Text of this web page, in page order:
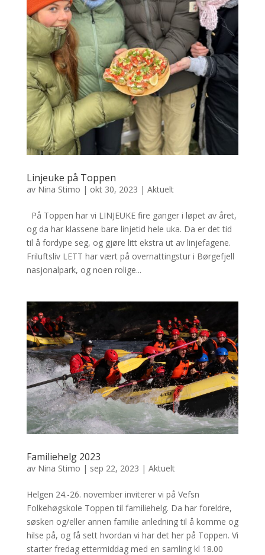
Linjeuke på Toppen
av Nina Stimo | okt 30, 2023 | Aktuelt
På Toppen har vi LINJEUKE fire ganger i løpet av året,
og da har klassene bare linjetid hele uka. Da er det tid
til å fordype seg, og gjøre litt ekstra ut av linjefagene.
Friluftsliv LETT har vært på overnattingstur i Børgefjell
nasjonalpark, og noen rolige...
Familiehelg 2023
av Nina Stimo | sep 22, 2023 | Aktuelt
Helgen 24.-26. november inviterer vi på Vefsn
Folkehøgskole Toppen til familiehelg. Da har foreldre,
søsken og/eller annen familie anledning til å komme og
hilse på, og få sett hvordan vi har det her på Toppen. Vi
starter fredag ettermiddag med en samling kl 18.00